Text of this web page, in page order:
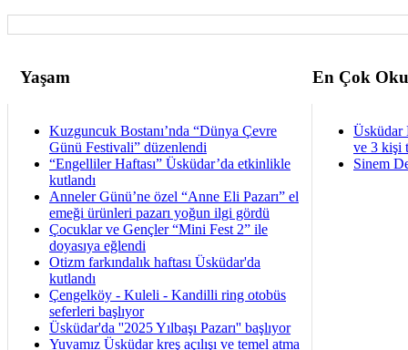
Yaşam En Çok
Kuzguncuk Bostanı’nda “Dünya Çevre
Günü Festivali” düzenlendi
“Engelliler Haftası” Üsküdar’da etkinlikle
kutlandı
Anneler Günü’ne özel “Anne Eli Pazarı” el
emeği ürünleri pazarı yoğun ilgi gördü
Çocuklar ve Gençler “Mini Fest 2” ile
doyasıya eğlendi
Otizm farkındalık haftası Üsküdar'da
kutlandı
Çengelköy - Kuleli - Kandilli ring otobüs
seferleri başlıyor
Üsküdar'da ''2025 Yılbaşı Pazarı'' başlıyor
Yuvamız Üsküdar kreş açılışı ve temel atma
Üsküdar
ve 3 kişi
Sinem